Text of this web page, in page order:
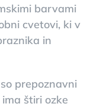
barvami
cvetovi, ki v
in
prepoznavni
štiri ozke